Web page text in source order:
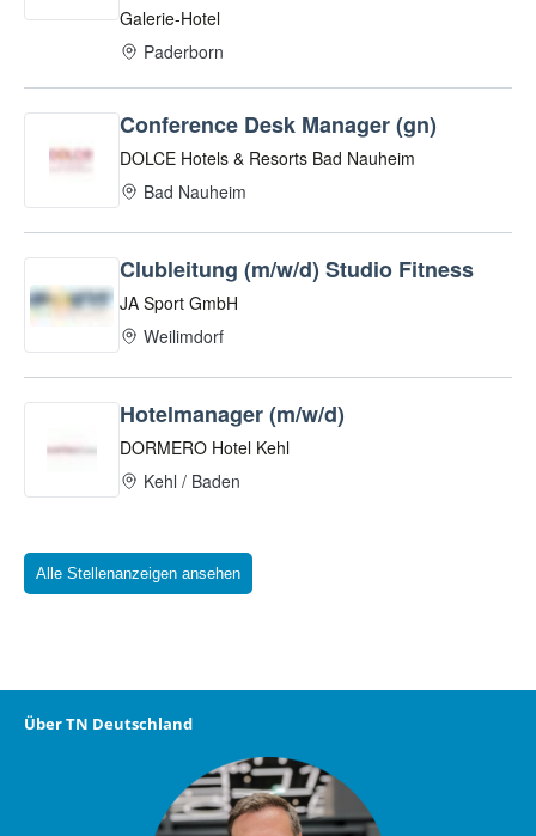
Alle Stellenanzeigen ansehen
Über TN Deutschland